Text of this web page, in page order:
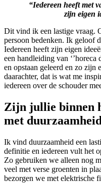
“Iedereen heeft met
zijn eigen
Dit vind ik een lastige vraag.
persoon bedenken. Ik geloof
Iedereen heeft zijn eigen
een handleiding van ‘’horeca
en opstaan geleerd en zo zijn
daarachter, dat is wat me
iedereen over de schouder
Zijn jullie binnen
met
Ik vind duurzaamheid een
definitie en iedereen vult het
Zo gebruiken we alleen nog
veel met verse groenten in
bezorgen we met elektrische